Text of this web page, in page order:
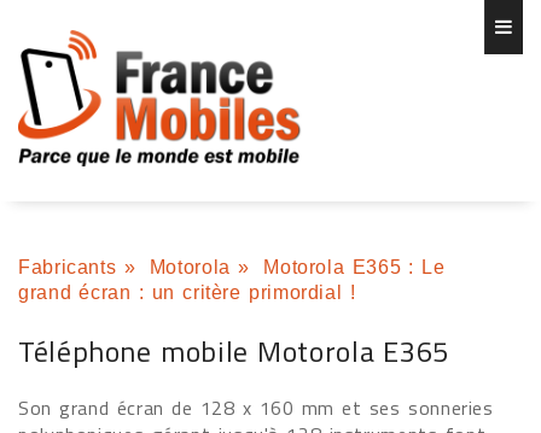
Fabricants » Motorola »
Motorola E365 : Le
grand écran : un critère primordial !
Téléphone mobile Motorola E365
Son grand écran de 128 x 160 mm et ses sonneries